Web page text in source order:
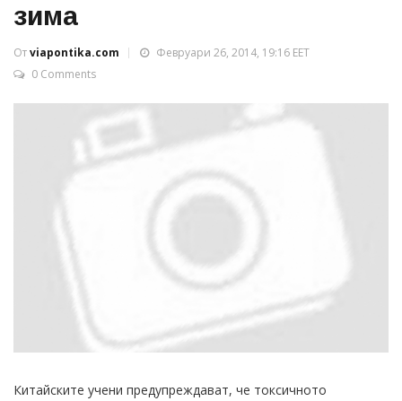
зима
Отviapontika.com
Февруари 26, 2014, 19:16 EET
0 Comments
Китайските учени предупреждават, че токсичното